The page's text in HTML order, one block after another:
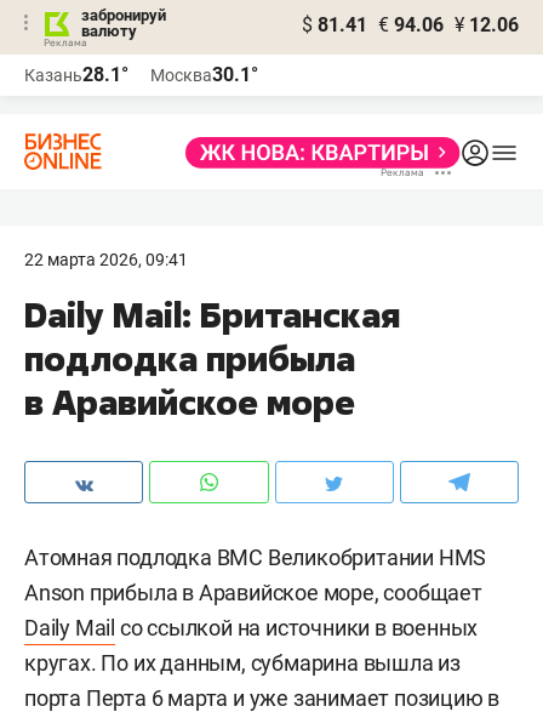
забронируй
валюту
$ 81.41 € 94.06 ¥ 12.06
Казань28.1° Москва30.1°
22 марта 2026, 09:41
Daily Mail: Британская
подлодка прибыла
в Аравийское море
Атомная подлодка ВМС Великобритании HMS
Anson прибыла в Аравийское море, сообщает
Daily Mail со ссылкой на источники в военных
кругах. По их данным, субмарина вышла из
порта Перта 6 марта и уже занимает позицию в